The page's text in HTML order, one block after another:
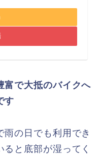
富で大抵のバイクへ
す
の日でも利用でき
と底部が湿ってく